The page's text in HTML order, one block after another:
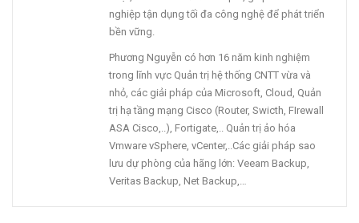
nghiệp tận dụng tối đa công nghệ để phát triển
bền vững.
Phương Nguyễn có hơn 16 năm kinh nghiệm
trong lĩnh vực Quản trị hệ thống CNTT vừa và
nhỏ, các giải pháp của Microsoft, Cloud, Quản
trị hạ tầng mạng Cisco (Router, Swicth, FIrewall
ASA Cisco,..), Fortigate,.. Quản trị ảo hóa
Vmware vSphere, vCenter,..Các giải pháp sao
lưu dự phòng của hãng lớn: Veeam Backup,
Veritas Backup, Net Backup,…